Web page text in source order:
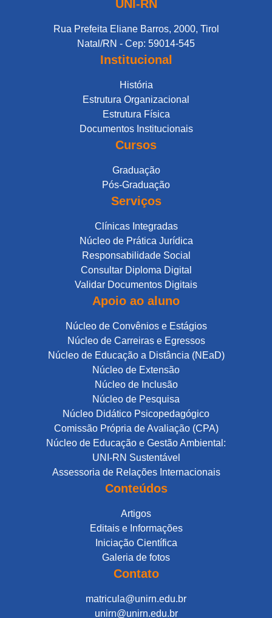
UNI-RN
Rua Prefeita Eliane Barros, 2000, Tirol
Natal/RN - Cep: 59014-545
Institucional
História
Estrutura Organizacional
Estrutura Física
Documentos Institucionais
Cursos
Graduação
Pós-Graduação
Serviços
Clínicas Integradas
Núcleo de Prática Jurídica
Responsabilidade Social
Consultar Diploma Digital
Validar Documentos Digitais
Apoio ao aluno
Núcleo de Convênios e Estágios
Núcleo de Carreiras e Egressos
Núcleo de Educação a Distância (NEaD)
Núcleo de Extensão
Núcleo de Inclusão
Núcleo de Pesquisa
Núcleo Didático Psicopedagógico
Comissão Própria de Avaliação (CPA)
Núcleo de Educação e Gestão Ambiental:
UNI-RN Sustentável
Assessoria de Relações Internacionais
Conteúdos
Artigos
Editais e Informações
Iniciação Científica
Galeria de fotos
Contato
matricula@unirn.edu.br
unirn@unirn.edu.br